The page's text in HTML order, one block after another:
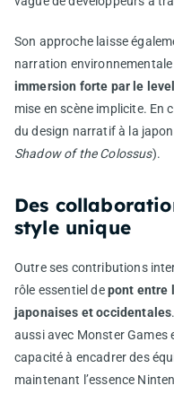
Son approche laisse
narration
immersion forte par le
mise en scène implicite. En
du design narratif à la
Shadow of the Colossus).
Des
style unique
Outre ses contributions
rôle essentiel depont entre
japonaises et occidentales
aussi avec Monster Games
capacité à encadrer des
maintenant l’essence